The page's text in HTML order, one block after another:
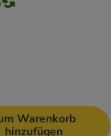
Warenkorb
hinzufügen